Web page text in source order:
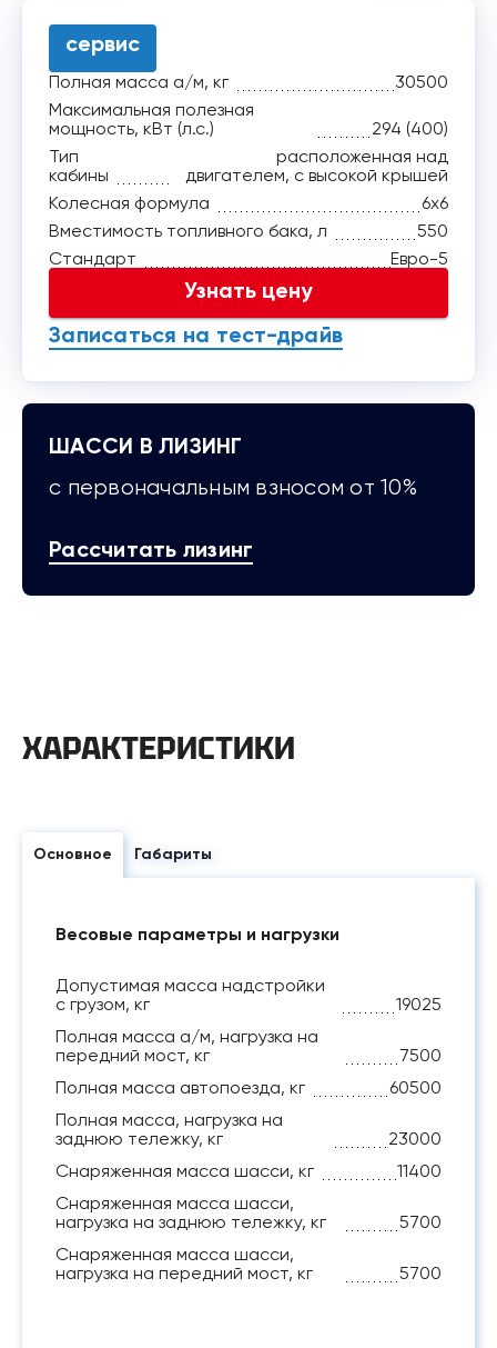
сервис
Полная масса а/м, кг
30500
Максимальная полезная
мощность, кВт (л.с.)
294 (400)
Тип
кабины
расположенная над
двигателем, с высокой крышей
Колесная формула
6x6
Вместимость топливного бака, л
550
Стандарт
Евро-5
Узнать цену
Записаться на тест-драйв
ШАССИ В ЛИЗИНГ
с первоначальным взносом от 10%
Рассчитать лизинг
ХАРАКТЕРИСТИКИ
Основное Габариты
Весовые параметры и нагрузки
Допустимая масса надстройки
с грузом, кг
19025
Полная масса а/м, нагрузка на
передний мост, кг
7500
Полная масса автопоезда, кг
60500
Полная масса, нагрузка на
заднюю тележку, кг
23000
Снаряженная масса шасси, кг
11400
Снаряженная масса шасси,
нагрузка на заднюю тележку, кг
5700
Снаряженная масса шасси,
нагрузка на передний мост, кг
5700